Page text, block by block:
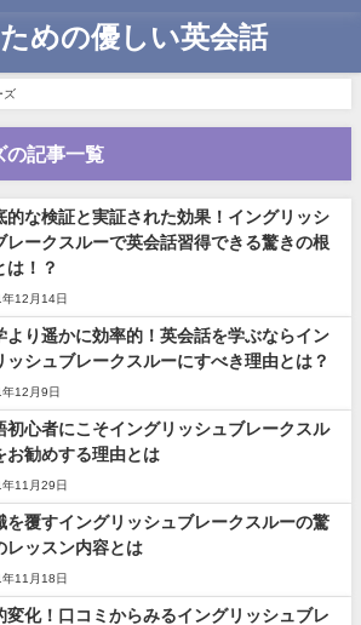
めの優しい英会話
ズ
の記事一覧
的な検証と実証された効果！イングリッシ
レークスルーで英会話習得できる驚きの根
は！？
12月14日
より遥かに効率的！英会話を学ぶならイン
ッシュブレークスルーにすべき理由とは？
12月9日
初心者にこそイングリッシュブレークスル
お勧めする理由とは
11月29日
を覆すイングリッシュブレークスルーの驚
レッスン内容とは
11月18日
変化！口コミからみるイングリッシュブレ